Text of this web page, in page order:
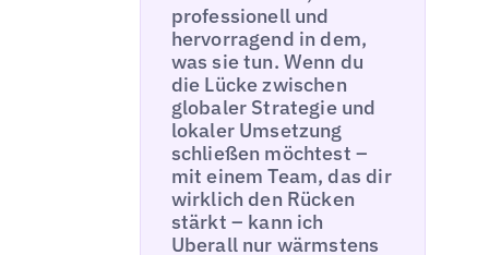
professionell und
hervorragend in dem,
was sie tun. Wenn du
die Lücke zwischen
globaler Strategie und
lokaler Umsetzung
schließen möchtest –
mit einem Team, das dir
wirklich den Rücken
stärkt – kann ich
Uberall nur wärmstens